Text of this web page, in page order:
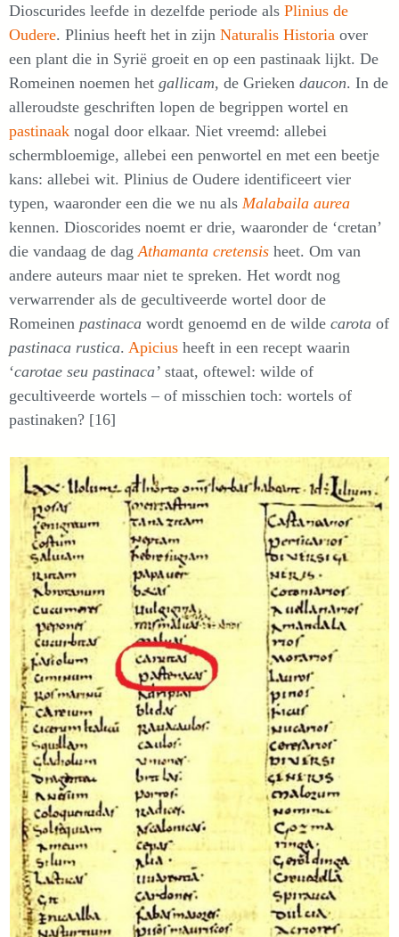
Dioscurides leefde in dezelfde periode als Plinius de
Oudere. Plinius heeft het in zijn Naturalis Historia over
een plant die in Syrië groeit en op een pastinaak lijkt. De
Romeinen noemen het gallicam, de Grieken daucon. In de
alleroudste geschriften lopen de begrippen wortel en
pastinaak nogal door elkaar. Niet vreemd: allebei
schermbloemige, allebei een penwortel en met een beetje
kans: allebei wit. Plinius de Oudere identificeert vier
typen, waaronder een die we nu als Malabaila aurea
kennen. Dioscorides noemt er drie, waaronder de ‘cretan’
die vandaag de dag Athamanta cretensis heet. Om van
andere auteurs maar niet te spreken. Het wordt nog
verwarrender als de gecultiveerde wortel door de
Romeinen pastinaca wordt genoemd en de wilde carota of
pastinaca rustica. Apicius heeft in een recept waarin
‘carotae seu pastinaca’ staat, oftewel: wilde of
gecultiveerde wortels – of misschien toch: wortels of
pastinaken? [16]